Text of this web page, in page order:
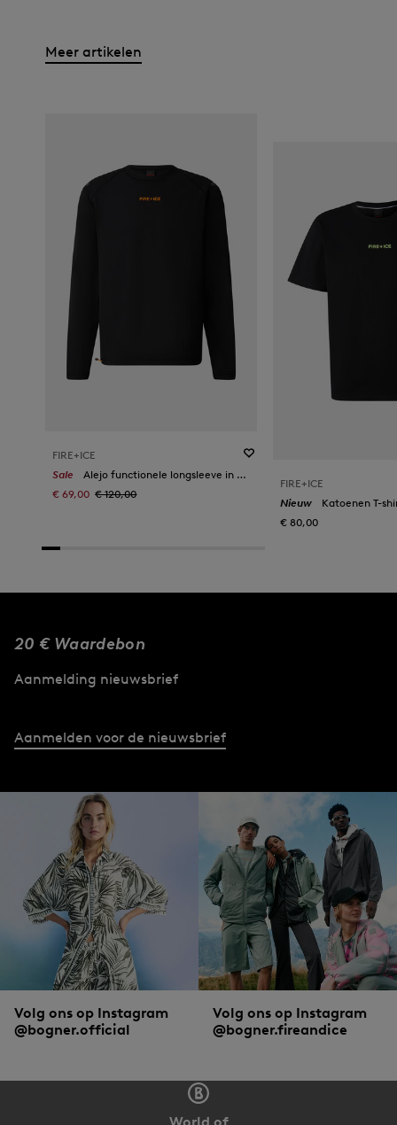
Meer artikelen
FIRE+ICE
Sale
Alejo functionele longsleeve in Zwart
€ 69,00 € 120,00
FIRE+ICE
Nieuw
Katoenen T-
€ 80,00
20 € Waardebon
Aanmelding nieuwsbrief
Aanmelden voor de nieuwsbrief
Volg ons op Instagram
@bogner.official
Volg ons op Instagram
@bogner.fireandice